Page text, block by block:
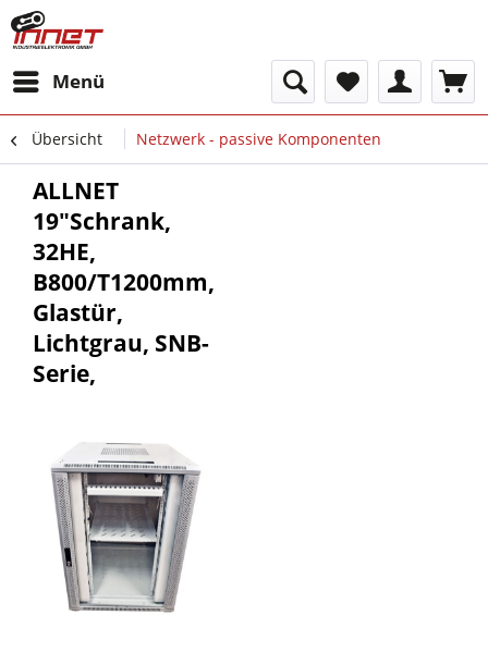
Menü
Übersicht Netzwerk - passive Komponenten
ALLNET
19"Schrank,
32HE,
B800/T1200mm,
Glastür,
Lichtgrau, SNB-
Serie,